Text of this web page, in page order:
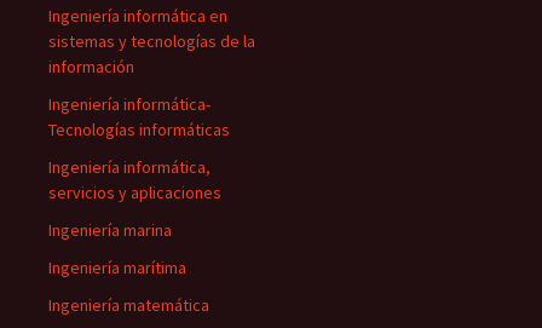
Ingeniería informática en
sistemas y tecnologías de la
información
Ingeniería informática-
Tecnologías informáticas
Ingeniería informática,
servicios y aplicaciones
Ingeniería marina
Ingeniería marítima
Ingeniería matemática